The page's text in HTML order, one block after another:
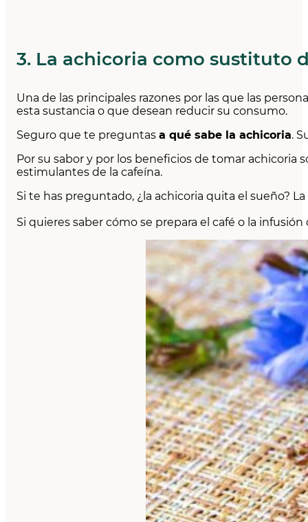
3. La achicoria como sustituto
Una de las principales razones por las que las
esta sustancia o que desean reducir su consumo.
Seguro que te preguntas a qué sabe la achicoria.
Por su sabor y por los beneficios de tomar
estimulantes de la cafeína.
Si te has preguntado, ¿la achicoria quita el sueño?
Si quieres saber cómo se prepara el café o la